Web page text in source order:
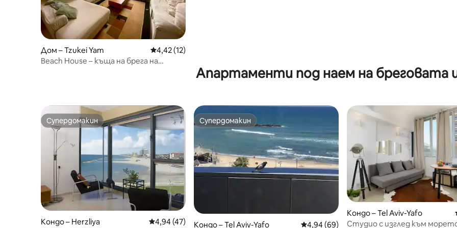
Дом – Tzukei Yam Средна оценка: 4,42 от 5, 12 отзива
4,42 (12)
Beach House – къща на брега на
Апартаменти под наем на бреговата
Супердомакин
Супердомакин
Кондо – Herzliya Средна оценка: 4,94 от 5, 47 отзива
4,94 (47)
Супердомакин
Супердомакин
Кондо – Tel Aviv-Yafo Средна оценка: 4,94 от 5, 69 отзива
4,94 (69)
Кондо – Tel Aviv-Yafo
Студио с изглед към